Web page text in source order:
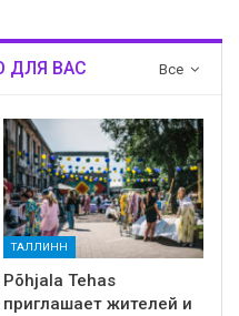
Все
ДЛЯ ВАС
ТАЛЛИНН
Põhjala Tehas
приглашает жителей и